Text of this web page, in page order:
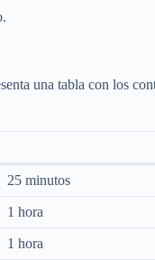
una tabla con los
25 minutos
1 hora
1 hora